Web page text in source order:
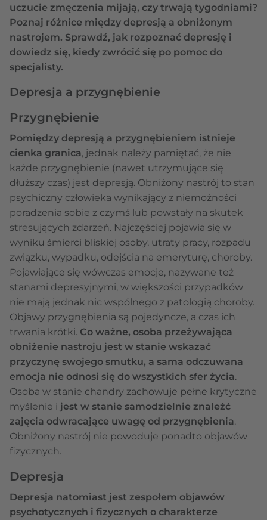
uczucie zmęczenia mijają, czy trwają tygodniami?
Poznaj różnice między depresją a obniżonym
nastrojem. Sprawdź, jak rozpoznać depresję i
dowiedz się, kiedy zwrócić się po pomoc do
specjalisty.
Depresja a przygnębienie
Przygnębienie
Pomiędzy depresją a przygnębieniem istnieje
cienka granica, jednak należy pamiętać, że nie
każde przygnębienie (nawet utrzymujące się
dłuższy czas) jest depresją. Obniżony nastrój to stan
psychiczny człowieka wynikający z niemożności
poradzenia sobie z czymś lub powstały na skutek
stresujących zdarzeń. Najczęściej pojawia się w
wyniku śmierci bliskiej osoby, utraty pracy, rozpadu
związku, wypadku, odejścia na emeryturę, choroby.
Pojawiające się wówczas emocje, nazywane też
stanami depresyjnymi, w większości przypadków
nie mają jednak nic wspólnego z patologią choroby.
Objawy przygnębienia są pojedyncze, a czas ich
trwania krótki. Co ważne, osoba przeżywająca
obniżenie nastroju jest w stanie wskazać
przyczynę swojego smutku, a sama odczuwana
emocja nie odnosi się do wszystkich sfer życia.
Osoba w stanie chandry zachowuje pełne krytyczne
myślenie i jest w stanie samodzielnie znaleźć
zajęcia odwracające uwagę od przygnębienia.
Obniżony nastrój nie powoduje ponadto objawów
fizycznych.
Depresja
Depresja natomiast jest zespołem objawów
psychotycznych i fizycznych o charakterze